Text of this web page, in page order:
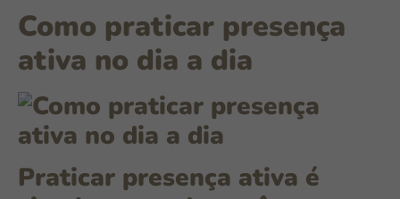
Como praticar presença
ativa no dia a dia
Praticar presença ativa é